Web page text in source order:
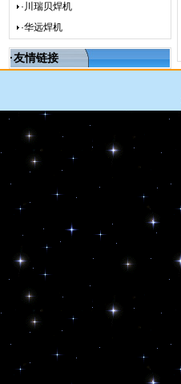
·川瑞贝焊机
·华远焊机
·友情链接